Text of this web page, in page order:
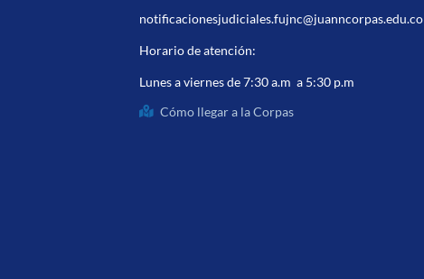
notificacionesjudiciales.fujnc@juanncorpas.edu.co
Horario de atención:
Lunes a viernes de 7:30 a.m a 5:30 p.m
Cómo llegar a la Corpas